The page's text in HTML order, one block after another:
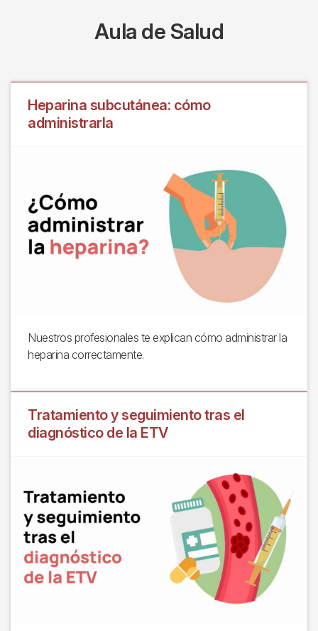
Aula de Salud
Heparina subcutánea: cómo
administrarla
Nuestros profesionales te explican cómo administrar la
heparina correctamente.
Tratamiento y seguimiento tras el
diagnóstico de la ETV